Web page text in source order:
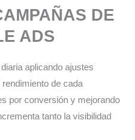
DE
ADS
aplicando ajustes
de cada
por conversión y mejorando
tanto la visibilidad